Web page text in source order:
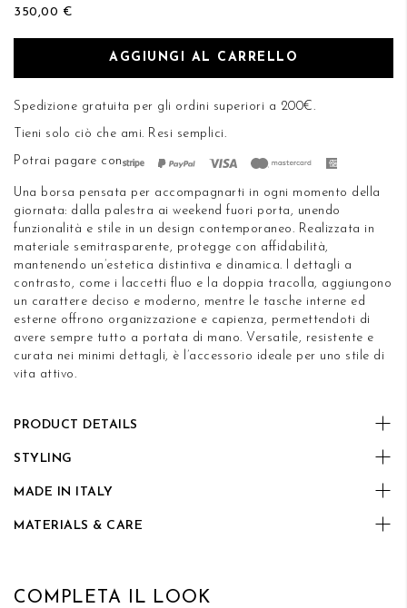
350,00 €
AGGIUNGI AL CARRELLO
Spedizione gratuita per gli ordini superiori a 200€.
Tieni solo ciò che ami. Resi semplici.
Potrai pagare con
Una borsa pensata per accompagnarti in ogni momento della
giornata: dalla palestra ai weekend fuori porta, unendo
funzionalità e stile in un design contemporaneo. Realizzata in
materiale semitrasparente, protegge con affidabilità,
mantenendo un’estetica distintiva e dinamica. I dettagli a
contrasto, come i laccetti fluo e la doppia tracolla, aggiungono
un carattere deciso e moderno, mentre le tasche interne ed
esterne offrono organizzazione e capienza, permettendoti di
avere sempre tutto a portata di mano. Versatile, resistente e
curata nei minimi dettagli, è l’accessorio ideale per uno stile di
vita attivo.
PRODUCT DETAILS
STYLING
MADE IN ITALY
MATERIALS & CARE
della
COMPLETA IL LOOK